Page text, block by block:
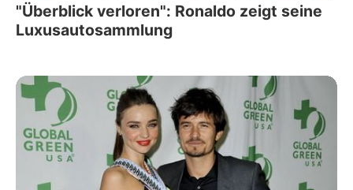
"Überblick verloren": Ronaldo zeigt seine
Luxusautosammlung